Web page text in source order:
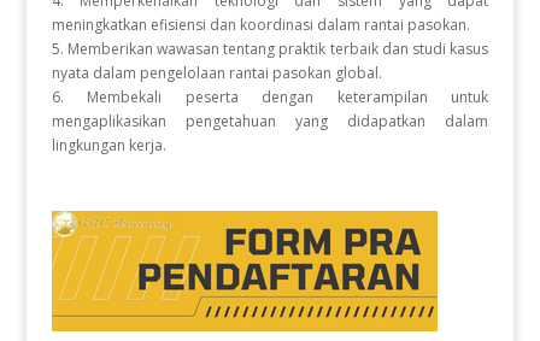
meningkatkan efisiensi dan koordinasi dalam rantai pasokan.
5. Memberikan wawasan tentang praktik terbaik dan studi kasus
nyata dalam pengelolaan rantai pasokan global.
6. Membekali peserta dengan keterampilan untuk
mengaplikasikan pengetahuan yang didapatkan dalam
lingkungan kerja.